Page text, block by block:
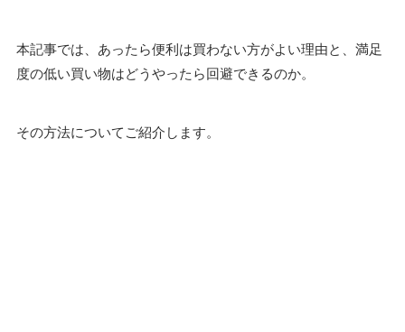
本記事では、あったら便利は買わない方がよい理由と、満足
度の低い買い物はどうやったら回避できるのか。
その方法についてご紹介します。